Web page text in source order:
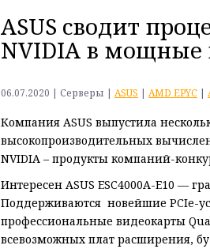
ASUS сводит
NVIDIA в мощные
06.07.2020 | Серверы | ASUS | AMD EPYC |
Компания ASUS выпустила
высокопроизводительных
NVIDIA – продукты компаний-
Интересен ASUS ESC4000A-E10 —
Поддерживаются новейшие PCIe-
профессиональные видеокарты
всевозможных плат расширения,